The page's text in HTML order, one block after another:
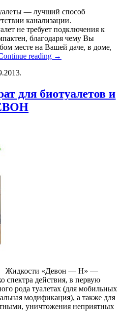
— лучший способ
канализации.
не требует подключения к
благодаря чему Вы
месте на Вашей даче, в доме,
reading →
для биотуалетов и
Жидкости «Девон — Н» —
спектра действия, в первую
рода туалетах (для мобильных
модификация), а также для
уничтожения неприятных